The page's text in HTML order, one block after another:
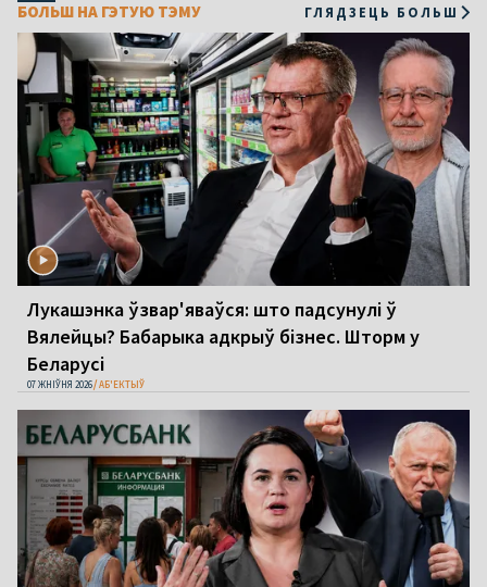
БОЛЬШ НА ГЭТУЮ ТЭМУ ГЛЯДЗЕЦЬ БОЛЬШ
Лукашэнка ўзвар'яваўся: што падсунулі ў
Вялейцы? Бабарыка адкрыў бізнес. Шторм у
Беларусі
07 ЖНІЎНЯ 2026 АБ'ЕКТЫЎ